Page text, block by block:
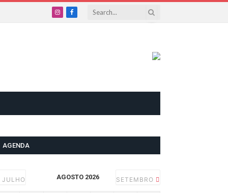
InstagramFacebook
AGENDA
JULHO AGOSTO 2026 SETEMBRO